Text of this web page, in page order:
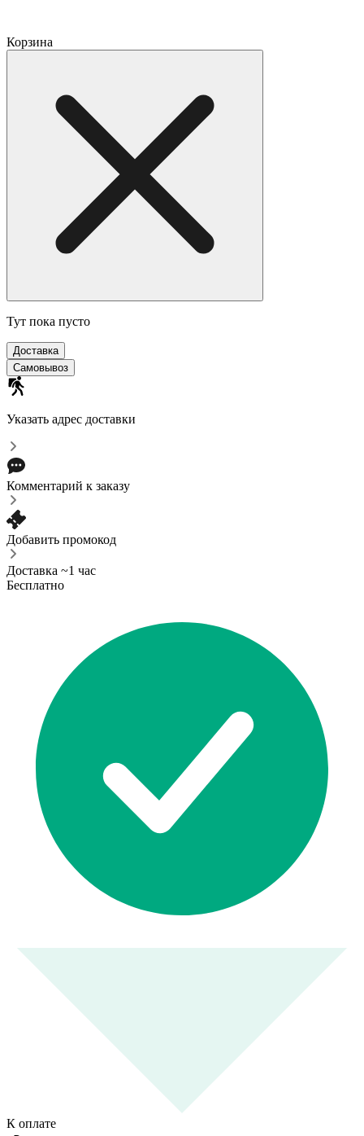
Корзина
Тут пока пусто
Доставка
Самовывоз
Указать адрес доставки
Комментарий к заказу
Добавить промокод
Доставка ~1 час
Бесплатно
К оплате